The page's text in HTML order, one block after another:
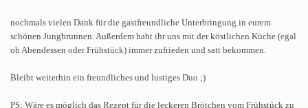
nochmals vielen Dank für die gastfreundliche Unterbringung in eurem
schönen Jungbrunnen. Außerdem habt ihr uns mit der köstlichen Küche (egal
ob Abendessen oder Frühstück) immer zufrieden und satt bekommen.
Bleibt weiterhin ein freundliches und lustiges Duo ;)
PS: Wäre es möglich das Rezept für die leckeren Brötchen vom Frühstück zu